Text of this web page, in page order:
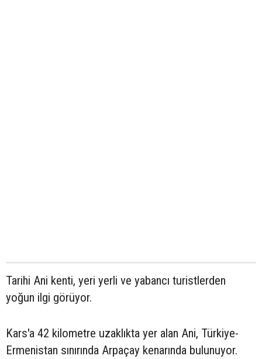
Tarihi Ani kenti, yeri yerli ve yabancı turistlerden
yoğun ilgi görüyor.
Kars'a 42 kilometre uzaklıkta yer alan Ani, Türkiye-
Ermenistan sınırında Arpaçay kenarında bulunuyor.